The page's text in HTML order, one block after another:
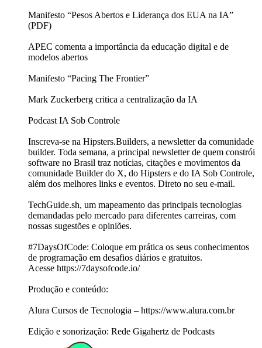
Manifesto “Pesos Abertos e Liderança dos EUA na IA”
(PDF)
APEC comenta a importância da educação digital e de
modelos abertos
Manifesto “Pacing The Frontier”
Mark Zuckerberg critica a centralização da IA
Podcast IA Sob Controle
Inscreva-se na Hipsters.Builders, a newsletter da comunidade
builder. Toda semana, a principal newsletter de quem constrói
software no Brasil traz notícias, citações e movimentos da
comunidade Builder do X, do Hipsters e do IA Sob Controle,
além dos melhores links e eventos. Direto no seu e-mail.
TechGuide.sh, um mapeamento das principais tecnologias
demandadas pelo mercado para diferentes carreiras, com
nossas sugestões e opiniões.
#7DaysOfCode: Coloque em prática os seus conhecimentos
de programação em desafios diários e gratuitos.
Acesse https://7daysofcode.io/
Produção e conteúdo:
Alura Cursos de Tecnologia – https://www.alura.com.br
Edição e sonorização: Rede Gigahertz de Podcasts